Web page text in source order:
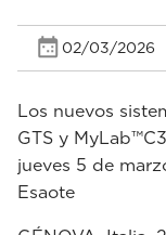
02/03/2026
Los nuevos
GTS y
jueves 5 de
Esaote